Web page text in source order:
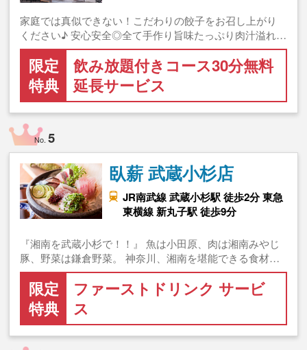
家庭では真似できない！こだわりの餃子をお召し上がり
ください♪ 安心安全◎全て手作り旨味たっぷり肉汁溢れ…
限定
特典
飲み放題付きコース30分無料
延長サービス
No.5
臥薪 武蔵小杉店
JR南武線 武蔵小杉駅 徒歩2分 東急
東横線 新丸子駅 徒歩9分
『湘南を武蔵小杉で！！』 魚は小田原、肉は湘南みやじ
豚、野菜は鎌倉野菜。 神奈川、湘南を堪能できる食材…
限定
特典
ファーストドリンク サービ
ス